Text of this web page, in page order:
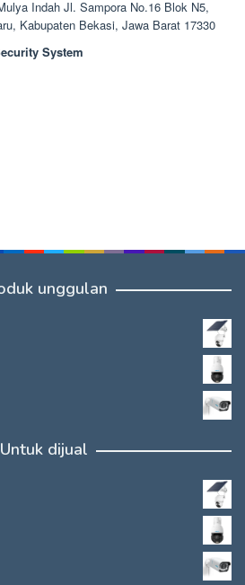
Indah Jl. Sampora No.16 Blok N5,
Kabupaten Bekasi, Jawa Barat 17330
System
unggulan
Untuk dijual